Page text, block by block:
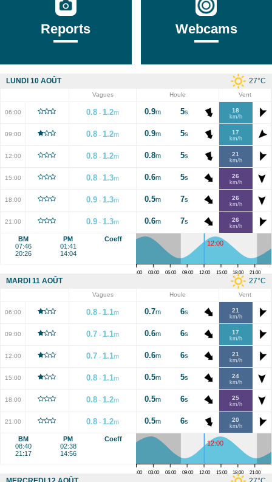
Reports Webcams
27°C
LUNDI 10 AOÛT
Vagues Houle Vent
06:00 0.8 - 1.2m 0.9m 5s 18
km/h
09:00 0.8 - 1.2m 0.9m 5s 17
km/h
12:00 0.8 - 1.2m 0.8m 5s 21
km/h
15:00 0.8 - 1.3m 0.6m 5s 26
km/h
18:00 0.9 - 1.3m 0.5m 7s 26
km/h
21:00 0.9 - 1.3m 0.6m 7s 26
km/h
BM
07:46
20:26
PM
01:41
14:04
Coeff
12:00
00:00 03:00 06:00 09:00 12:00 15:00 18:00 21:00
27°C
MARDI 11 AOÛT
Vagues Houle Vent
06:00 0.8 - 1.1m 0.7m 6s 21
km/h
09:00 0.7 - 1.1m 0.6m 6s 17
km/h
12:00 0.7 - 1.1m 0.6m 6s 21
km/h
15:00 0.8 - 1.1m 0.5m 5s 24
km/h
18:00 0.8 - 1.2m 0.5m 6s 25
km/h
21:00 0.8 - 1.2m 0.5m 6s 20
km/h
BM
08:40
21:17
PM
02:38
14:56
Coeff
12:00
00:00 03:00 06:00 09:00 12:00 15:00 18:00 21:00
27°C